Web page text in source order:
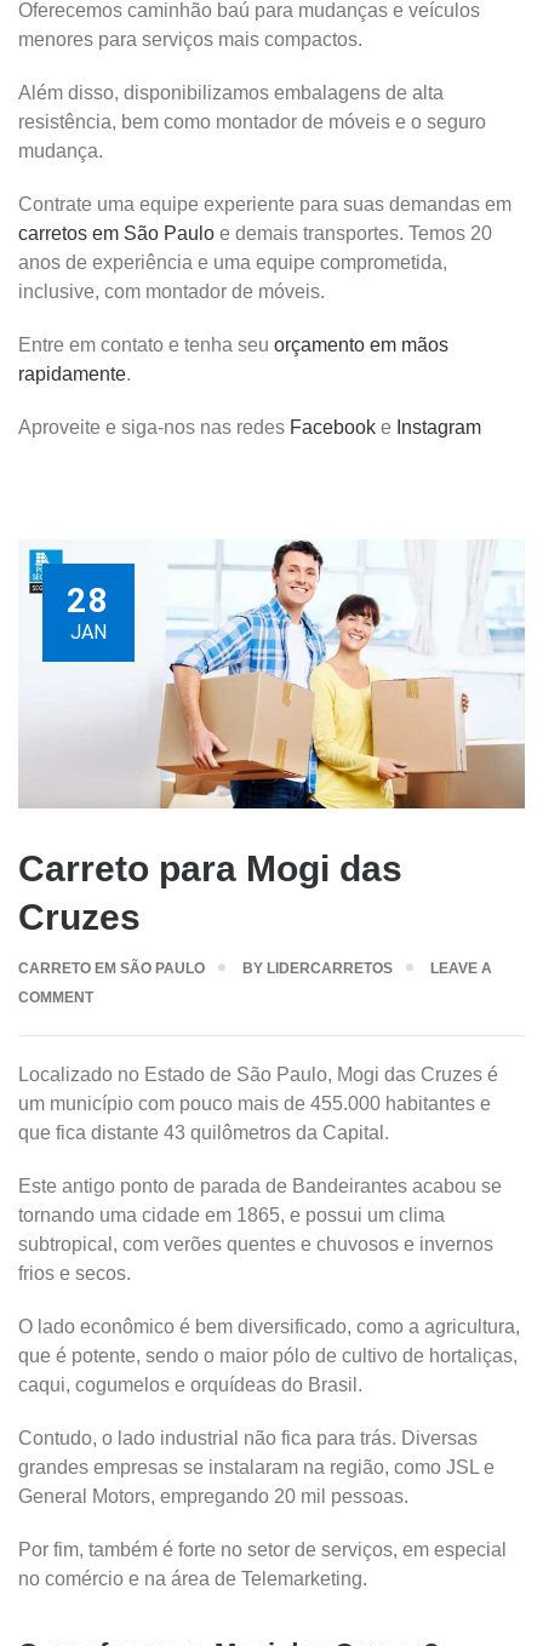
Oferecemos caminhão baú para mudanças e veículos
menores para serviços mais compactos.
Além disso, disponibilizamos embalagens de alta
resistência, bem como montador de móveis e o seguro
mudança.
Contrate uma equipe experiente para suas demandas em
carretos em São Paulo e demais transportes. Temos 20
anos de experiência e uma equipe comprometida,
inclusive, com montador de móveis.
Entre em contato e tenha seu orçamento em mãos
rapidamente.
Aproveite e siga-nos nas redes Facebook e Instagram
28
JAN
Carreto para Mogi das
Cruzes
CARRETO EM SÃO PAULO BY LIDERCARRETOS
LEAVE A
COMMENT
Localizado no Estado de São Paulo, Mogi das Cruzes é
um município com pouco mais de 455.000 habitantes e
que fica distante 43 quilômetros da Capital.
Este antigo ponto de parada de Bandeirantes acabou se
tornando uma cidade em 1865, e possui um clima
subtropical, com verões quentes e chuvosos e invernos
frios e secos.
O lado econômico é bem diversificado, como a agricultura,
que é potente, sendo o maior pólo de cultivo de hortaliças,
caqui, cogumelos e orquídeas do Brasil.
Contudo, o lado industrial não fica para trás. Diversas
grandes empresas se instalaram na região, como JSL e
General Motors, empregando 20 mil pessoas.
Por fim, também é forte no setor de serviços, em especial
no comércio e na área de Telemarketing.